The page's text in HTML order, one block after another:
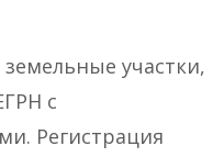
участки,
с
Регистрация